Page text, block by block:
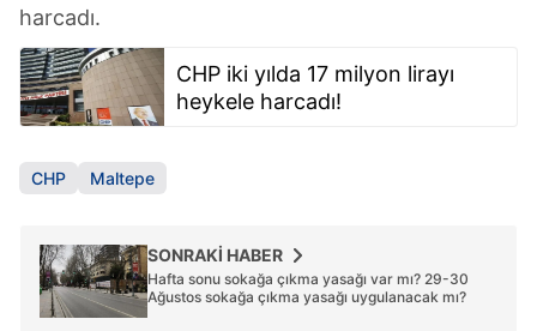
reklam/pazarlama faaliyetlerinin yapılması, amaçlarıyla
sınırlı olarak açık rızanız dahilinde kullanılacaktır.
Çerezlere ilişkin tercihlerinizi aşağıda yer alan panel
vasıtasıyla belirleyebilirsiniz. Çerezlere ilişkin detaylı bilgi
için Ayarlar butonuna tıklayabilir,
Metnimiziziyaret edebilirsiniz.
6698 sayılı Kişisel Verilerin Korunması Kanunu uyarınca
hazırlanmış Aydınlatma Metnimizi okumak ve sitemizde
ilgili mevzuata uygun olarak kullanılan çerezlerle ilgili bilgi
harcadı.
CHP iki yılda 17 milyon lirayı
heykele harcadı!
CHP Maltepe
SONRAKİ HABER
Hafta sonu sokağa çıkma yasağı var mı? 29-30
Ağustos sokağa çıkma yasağı uygulanacak mı?